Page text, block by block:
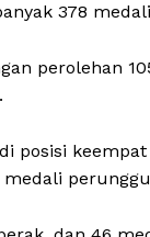
378
perolehan
posisi